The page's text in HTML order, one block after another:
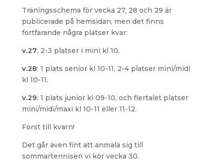
Träningsschema för vecka 27, 28 och 29 är
publicerade på hemsidan, men det finns
fortfarande några platser kvar:
v.27: 2-3 platser i mini kl 10.
v.28: 1 plats senior kl 10-11, 2-4 platser mini/midi
kl 10-11.
v.29: 1 plats junior kl 09-10, och flertalet platser
mini/midi/maxi kl 10-11 eller 11-12.
Först till kvarn!
Det går även fint att anmäla sig till
sommartennisen vi kör vecka 30.